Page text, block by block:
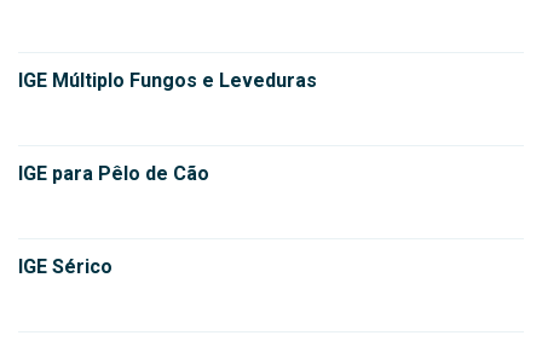
IGE Múltiplo Fungos e Leveduras
IGE para Pêlo de Cão
IGE Sérico